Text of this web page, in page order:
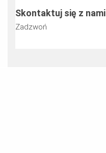
Skontaktuj się z nami
Zadzwoń